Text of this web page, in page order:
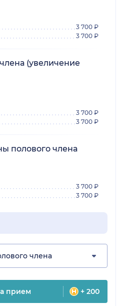
3 700 ₽
3 700 ₽
(увеличение
3 700 ₽
3 700 ₽
полового члена
3 700 ₽
3 700 ₽
члена
прием + 200